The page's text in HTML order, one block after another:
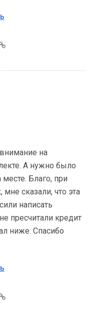
на
А нужно было
Благо, при
сказали, что эта
написать
пресчитали кредит
ниже. Спасибо